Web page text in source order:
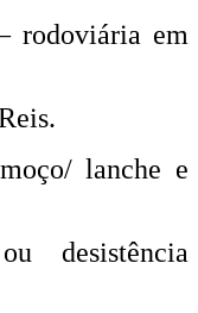
rodoviária em
lanche e
desistência